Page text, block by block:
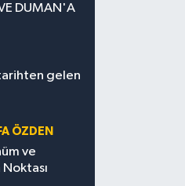
DUMAN'A
gelen
ÖZDEN
ve
Noktası